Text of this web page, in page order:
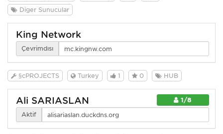
Diğer Sunucular
King Network
Çevrimdışı
§cPROJECTS Turkey 1 0 HUB
1/8
Ali SARIASLAN
Aktif